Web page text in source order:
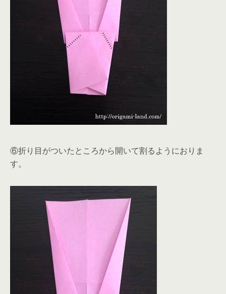
⑥折り目がついたところから開いて割るようにおりま
す。